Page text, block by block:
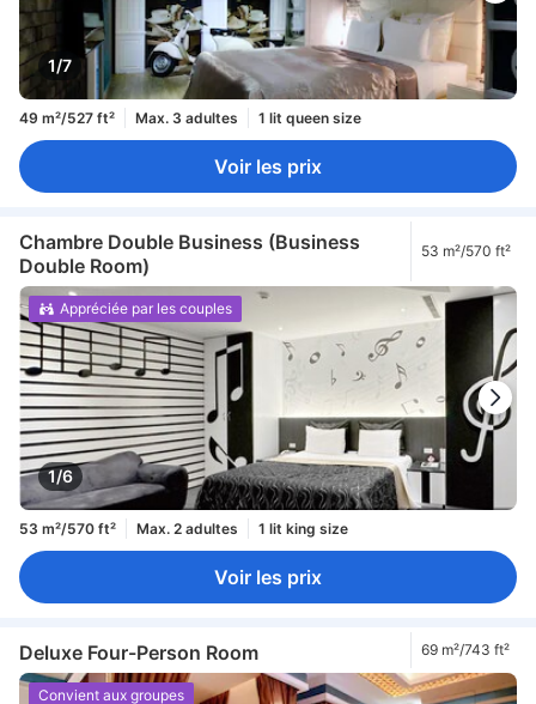
1/7
49 m²/527 ft² Max. 3 adultes 1 lit queen size
Voir les prix
Chambre Double Business (Business
Double Room)
53 m²/570 ft²
1/6
Appréciée par les couples
53 m²/570 ft² Max. 2 adultes 1 lit king size
Voir les prix
Deluxe Four-Person Room 69 m²/743 ft²
Convient aux groupes